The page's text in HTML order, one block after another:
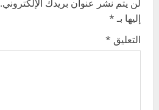
i
g
لن يتم نشر عنوان بريدك الإلكتروني.
إليها بـ*
التعليق *